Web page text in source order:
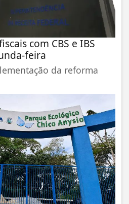
com CBS e IBS
feira
da reforma